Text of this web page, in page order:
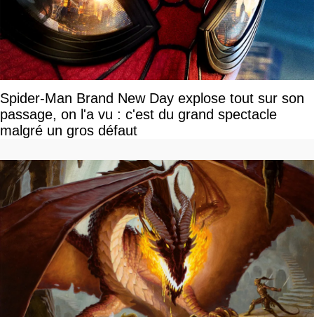
Spider-Man Brand New Day explose tout sur son
passage, on l'a vu : c'est du grand spectacle
malgré un gros défaut